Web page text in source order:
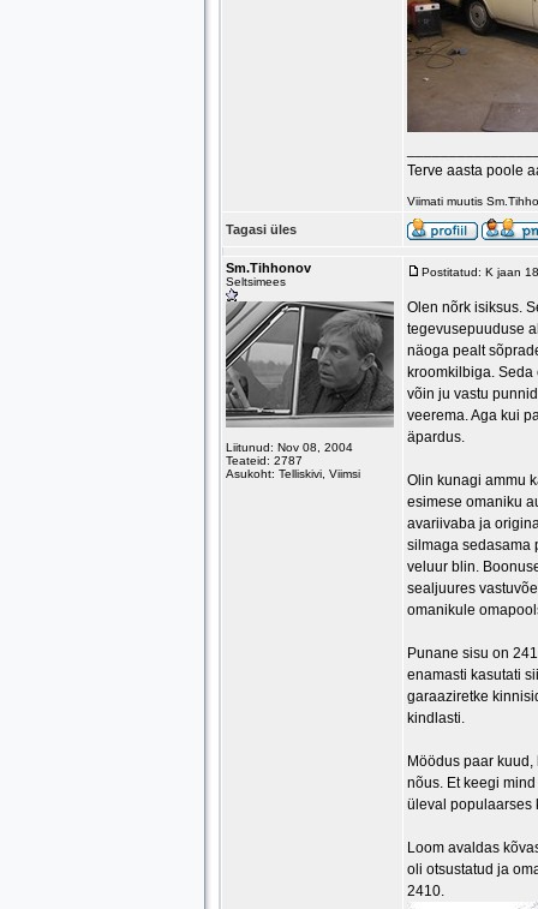
Terve aasta poole
Viimati muutis
Tagasi üles
Sm.Tihhonov
Seltsimees
Liitunud: Nov 08, 2004
Teateid: 2787
Asukoht: Telliskivi, Viimsi
Postitatud: K jaan
Olen nõrk isiksus.
tegevusepuuduse
näoga pealt
kroomkilbiga.
võin ju vastu
veerema. Aga kui
äpardus.
Olin kunagi ammu
esimese omaniku
avariivaba ja
silmaga sedasama
veluur blin.
sealjuures
omanikule
Punane sisu on
enamasti kasutati
garaaziretke
kindlasti.
Möödus paar
nõus. Et keegi
üleval populaarses
Loom avaldas
oli otsustatud ja
2410.